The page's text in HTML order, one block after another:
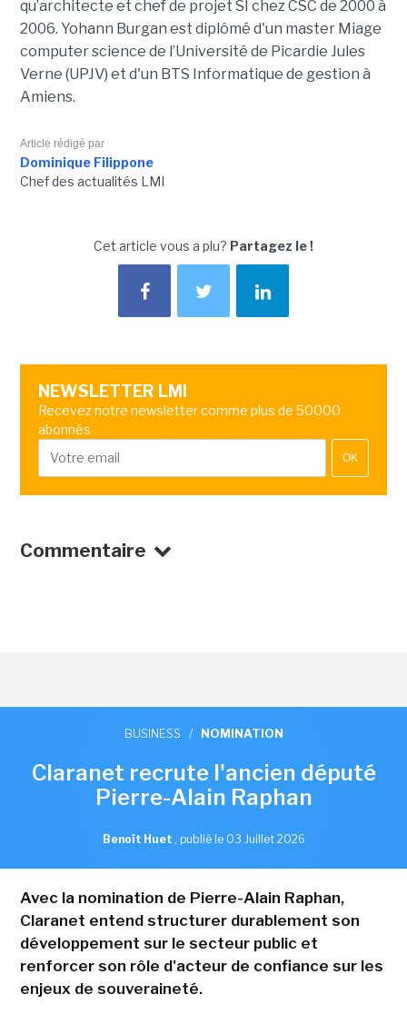
qu’architecte et chef de projet SI chez CSC de 2000 à
2006. Yohann Burgan est diplômé d'un master Miage
computer science de l’Université de Picardie Jules
Verne (UPJV) et d'un BTS Informatique de gestion à
Amiens.
Article rédigé par
Dominique Filippone
Chef des actualités LMI
Cet article vous a plu? Partagez le !
NEWSLETTER LMI
Recevez notre newsletter comme plus de 50000
abonnés
OK
Commentaire
BUSINESS / NOMINATION
Claranet recrute l'ancien député
Pierre-Alain Raphan
Benoît Huet , publié le 03 Juillet 2026
Avec la nomination de Pierre-Alain Raphan,
Claranet entend structurer durablement son
développement sur le secteur public et
renforcer son rôle d'acteur de confiance sur les
enjeux de souveraineté.